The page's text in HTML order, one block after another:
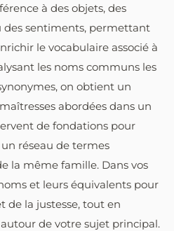
à des objets, des
des sentiments, permettant
le vocabulaire associé à
les noms communs les
on obtient un
abordées dans un
de fondations pour
réseau de termes
la même famille. Dans vos
et leurs équivalents pour
de la justesse, tout en
de votre sujet principal.